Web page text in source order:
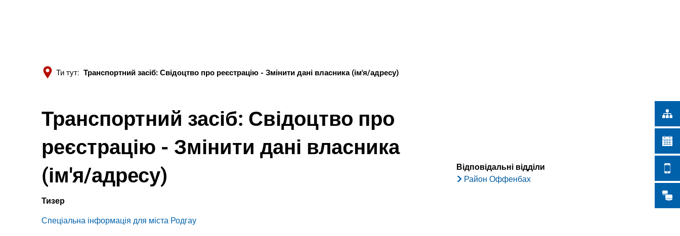
Ти тут: Транспортний засіб: Свідоцтво про реєстрацію - Змінити дані власника (ім'я/адресу)
Транспортний засіб: Свідоцтво про
реєстрацію - Змінити дані власника
(ім'я/адресу)
Тизер
Спеціальна інформація для міста Родгау
Відповідальні відділи
Район Оффенбах